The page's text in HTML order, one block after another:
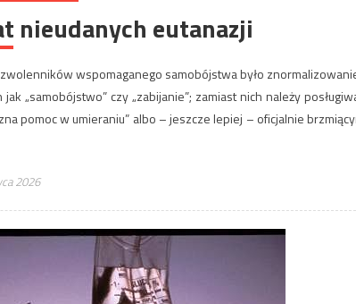
nieudanych eutanazji
wspomaganego samobójstwa było
„samobójstwo” czy „zabijanie”; zamiast nich należy
pomoc w umieraniu” albo – jeszcze lepiej – oficjalnie
2026